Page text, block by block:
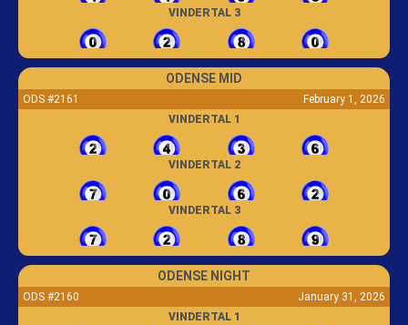
VINDERTAL 3
ODENSE MID
ODS #2161
February 1, 2026
VINDERTAL 1
VINDERTAL 2
VINDERTAL 3
ODENSE NIGHT
ODS #2160
January 31, 2026
VINDERTAL 1